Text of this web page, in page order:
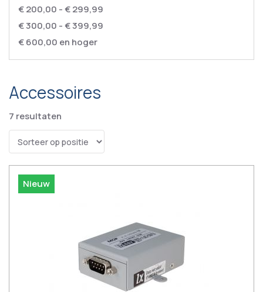
Accessoires
7 resultaten
Nieuw
€ 200,00 -€ 299,99
€ 300,00 -€ 399,99
€ 600,00 en hoger